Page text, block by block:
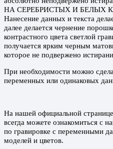
НА СЕРЕБРИСТЫХ И БЕЛЫХ
Нанесение данных и текста
далее делается чернение
контрастного цвета светлой
получается ярким черным
которое не подвержено
При необходимости можно
переменных или одинаковых
На нашей официальной странице
всегда можете ознакомиться с
по гравировке с переменными
моделей и цветов.